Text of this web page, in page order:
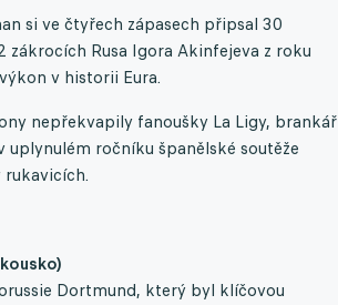
si ve čtyřech zápasech připsal 30
zákrocích Rusa Igora Akinfejeva z roku
v historii Eura.
nepřekvapily fanoušky La Ligy, brankář
ročníku španělské soutěže
rukavicích.
Dortmund, který byl klíčovou